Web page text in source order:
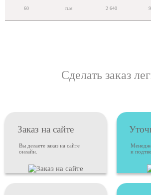
60 п.м 2 640
Сделать заказ
Заказ на сайте
Вы делаете заказ на сайте
онлайн.
и